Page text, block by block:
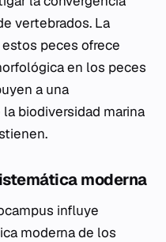
vertebrados. La
peces ofrece
en los peces
a una
biodiversidad marina
moderna
influye
moderna de los